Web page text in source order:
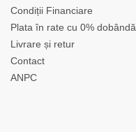
Condiții Financiare
Plata în rate cu 0% dobândă
Livrare și retur
Contact
ANPC